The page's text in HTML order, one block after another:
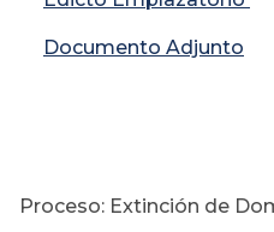
Documento Adjunto
Proceso: Extinción de